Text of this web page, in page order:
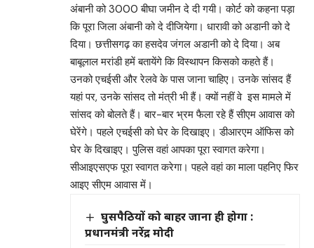
अंबानी को 3000 बीघा जमीन दे दी गयी। कोर्ट को कहना पड़ा
कि पूरा जिला अंबानी को दे दीजियेगा। धारावी को अडानी को दे
दिया। छत्तीसगढ़ का हसदेव जंगल अडानी को दे दिया। अब
बाबूलाल मरांडी हमें बतायेंगे कि विस्थापन किसको कहते हैं।
उनको एचईसी और रेलवे के पास जाना चाहिए। उनके सांसद हैं
यहां पर, उनके सांसद तो मंत्री भी हैं। क्यों नहीं वे इस मामले में
सांसद को बोलते हैं। बार-बार भ्रम फैला रहे हैं सीएम आवास को
घेरेंगे। पहले एचईसी को घेर के दिखाइए। डीआरएम ऑफिस को
घेर के दिखाइए। पुलिस वहां आपका पूरा स्वागत करेगा।
सीआइएसएफ पूरा स्वागत करेगा। पहले वहां का माला पहनिए फिर
आइए सीएम आवास में।
घुसपैठियों को बाहर जाना ही होगा :
प्रधानमंत्री नरेंद्र मोदी